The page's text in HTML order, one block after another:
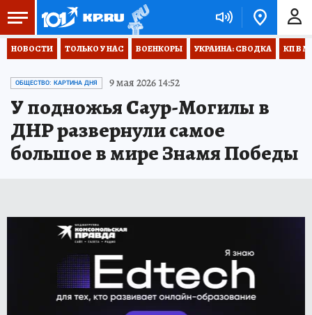
НОВОСТИ ТОЛЬКО У НАС ВОЕНКОРЫ УКРАИНА: СВОДКА КП В
ОБЩЕСТВО: КАРТИНА ДНЯ 9 мая 2026 14:52
У подножья Саур-Могилы в
ДНР развернули самое
большое в мире Знамя Победы